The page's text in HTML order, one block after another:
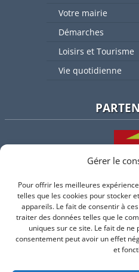
Gérer le
Pour offrir les meilleures
telles que les cookies pour stocker
appareils. Le fait de consentir à
traiter des données telles que le
uniques sur ce site. Le fait de
consentement peut avoir un effet
et
Votre mairie
Démarches
Loisirs et Tourisme
Vie quotidienne